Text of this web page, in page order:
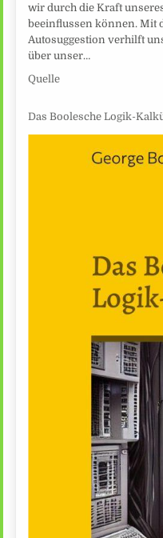
wir durch die Kraft
beeinflussen können. Mit
Autosuggestion verhilft
über unser…
Quelle
Das Boolesche Logik-